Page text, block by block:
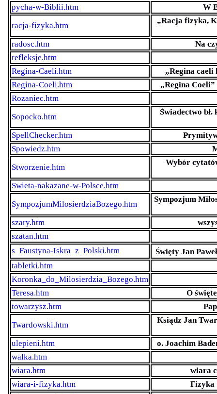
pycha-w-Biblii.htm
W
racja-fizyka.htm
„Racja fizyka,
radosc.htm
Na
refleksje.htm
Regina-Caeli.htm
„Regina caeli
Regina-Coeli.htm
„Regina Coeli”
Rozaniec.htm
Sopocko.htm
Świadectwo bł.
SpellChecker.htm
Spowiedz.htm
Stworzenie.htm
Wybór
Swieta-nakazane-w-Polsce.htm
SympozjumMilosierdziaBozego.htm
Sympozjum
szary.htm
szatan.htm
s_Faustyna-Iskra_z_Polski.htm
Święty Jan
tabletki.htm
Koronka_do_Milosierdzia_Bozego.htm
Teresa.htm
O
towarzysz.htm
Twardowski.htm
Ksiądz Jan
ulepieni.htm
o. Joachim
walka.htm
wiara.htm
wiara
wiara-i-fizyka.htm
Fizyka